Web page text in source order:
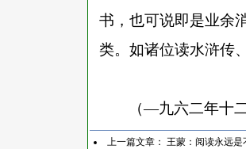
书，也可说即是业余
类。如诸位读水浒传
（—九六二年十
上一篇文章： 王蒙：阅读永远是